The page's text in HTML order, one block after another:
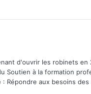
d'ouvrir les robinets en
Soutien à la formation
Répondre aux besoins